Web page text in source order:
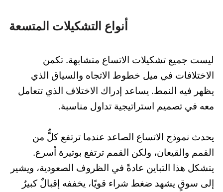
أنواع التشكيلات المتسعة
ليست جميع تشكيلات الاتساع متشابهة. تكمن
الاختلافات في ميل خطوط الاتجاه والسياق الذي
يظهر فيه النمط. يساعد إدراك الاختلاف الذي تتعامل
معه في تصميم استراتيجية تداول مناسبة.
يحدث نموذج الاتساع الصاعد عندما ترتفع كلٌّ من
القمم والقيعان، ولكن القمم ترتفع بوتيرة أسرع.
يتشكل هذا التباين عادةً في الظروف الصعودية، ويشير
إلى سوقٍ يشهد ضغط شراء قويًا، يخففه إقبالٌ كبيرٌ